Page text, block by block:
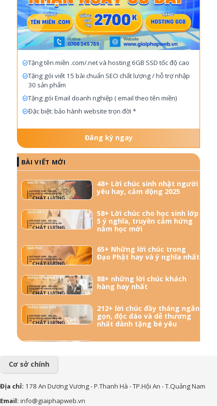
Tặng tên miền .com/.net và hosting 6GB SSD tốc độ cao
Tặng gói viết 15 bài chuẩn SEO chất lượng / hỗ trợ nhập
30 sản phẩm
Tặng gói Email doanh nghiệp ( email theo tên miền)
Đặc biệt: bảo hành website trọn đời *
Đăng ký ngay
BÀI VIẾT MỚI
48+ Lời chúc sinh nhật người
yêu hay, cảm động 2025
58+ Lời chúc cho học sinh lớp
5 ý nghĩa, truyền cảm hứng
năm học mới
65+ Những lời chúc trong
Đạo Phật hay và ý nghĩa nhất
88+ những lời chúc khách
hàng hay nhất
212+ lời chúc đầy tháng ngắn
gọn, độc đáo và dễ thương
nhất dành tặng bé yêu
57+ Những lời chúc bà bầu
thuận lợi hay và ý nghĩa nhất
Cơ sở chính
Địa chỉ: 178 An Dương Vương - P.Thanh Hà - TP.Hội An - T.Quảng Nam
Email: info@giaiphapweb.vn